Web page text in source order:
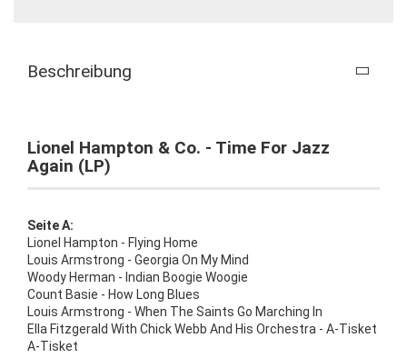
Beschreibung
Lionel Hampton & Co. - Time For Jazz
Again (LP)
Seite A:
Lionel Hampton - Flying Home
Louis Armstrong - Georgia On My Mind
Woody Herman - Indian Boogie Woogie
Count Basie - How Long Blues
Louis Armstrong - When The Saints Go Marching In
Ella Fitzgerald With Chick Webb And His Orchestra - A-Tisket
A-Tisket